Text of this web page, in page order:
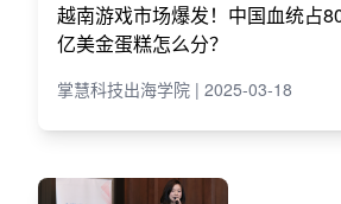
越南游戏市场爆发！中国血统占
亿美金蛋糕怎么分？
掌慧科技出海学院 | 2025-03-18